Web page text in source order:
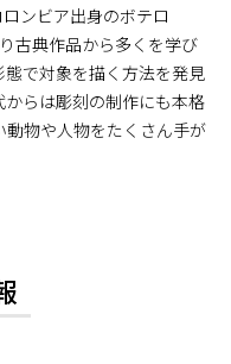
ンビア出身のボテロ
古典作品から多くを学び
で対象を描く方法を発見
からは彫刻の制作にも本格
物や人物をたくさん手が